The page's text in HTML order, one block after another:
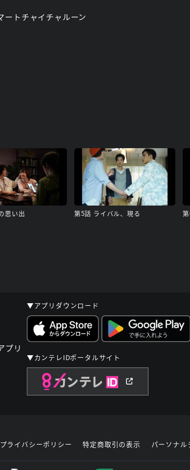
ートチャイチャルーン
思い出 第5話 ライバル、現る
▼アプリダウンロード
▼カンテレIDポータルサイト
プライバシーポリシー 特定商取引の表示 パーソナル